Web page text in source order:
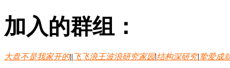
加入的群组：
大盘不是我家开的|| 飞飞浪王波浪研究家园|结构深研究|挚爱成